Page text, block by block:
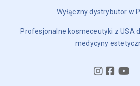
Wyłączny dystrybutor w
Profesjonalne kosmeceutyki z USA
medycyny